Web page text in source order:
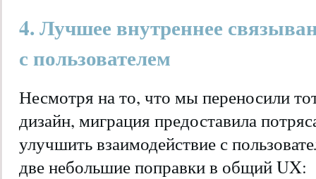
4. Лучшее внутреннее
с пользователем
Несмотря на то, что мы переносили
дизайн, миграция предоставила
улучшить взаимодействие с
две небольшие поправки в общий UX: